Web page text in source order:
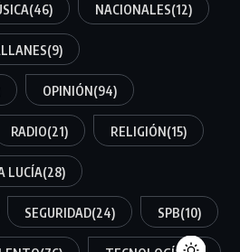
(46) NACIONALES(12)
(9)
OPINIÓN(94)
RADIO(21) RELIGIÓN(15)
LUCÍA(28)
SEGURIDAD(24) SPB(10)